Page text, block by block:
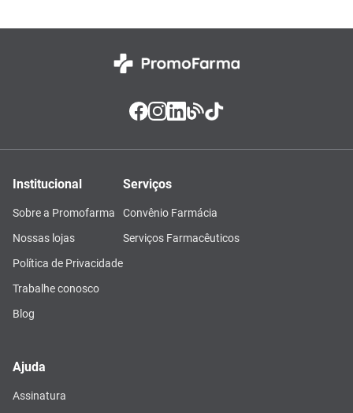
Institucional
Sobre a Promofarma
Nossas lojas
Política de Privacidade
Trabalhe conosco
Blog
Serviços
Convênio Farmácia
Serviços Farmacêuticos
Ajuda
Assinatura